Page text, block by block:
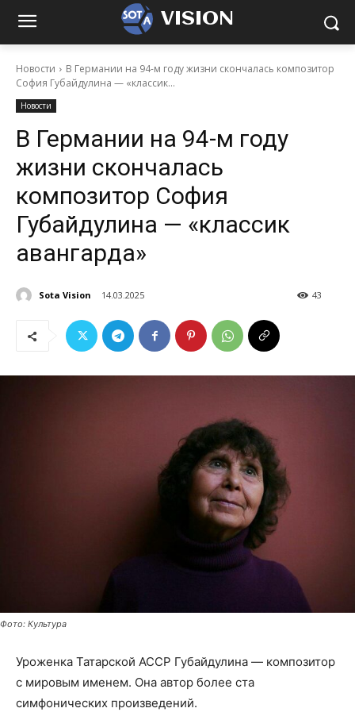
VISION
Новости
В Германии на 94-м году жизни скончалась композитор
София Губайдулина — «классик...
Новости
В Германии на 94-м году
жизни скончалась
композитор София
Губайдулина — «классик
авангарда»
Sota Vision 14.03.2025 43
Фото: Культура
Уроженка Татарской АССР Губайдулина — композитор
с мировым именем. Она автор более ста
симфонических произведений.